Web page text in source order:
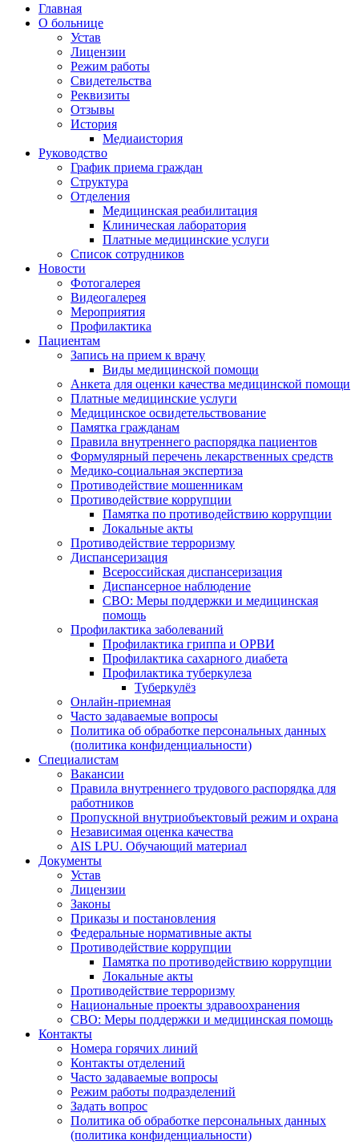
Главная
О больнице
Устав
Лицензии
Режим работы
Свидетельства
Реквизиты
Отзывы
История
Медиаистория
Руководство
График приема граждан
Структура
Отделения
Медицинская реабилитация
Клиническая лаборатория
Платные медицинские услуги
Список сотрудников
Новости
Фотогалерея
Видеогалерея
Мероприятия
Профилактика
Пациентам
Запись на прием к врачу
Виды медицинской помощи
Анкета для оценки качества медицинской помощи
Платные медицинские услуги
Медицинское освидетельствование
Памятка гражданам
Правила внутреннего распорядка пациентов
Формулярный перечень лекарственных средств
Медико-социальная экспертиза
Противодействие мошенникам
Противодействие коррупции
Памятка по противодействию коррупции
Локальные акты
Противодействие терроризму
Диспансеризация
Всероссийская диспансеризация
Диспансерное наблюдение
СВО: Меры поддержки и медицинская
помощь
Профилактика заболеваний
Профилактика гриппа и ОРВИ
Профилактика сахарного диабета
Профилактика туберкулеза
Туберкулёз
Онлайн-приемная
Часто задаваемые вопросы
Политика об обработке персональных данных
(политика конфиденциальности)
Специалистам
Вакансии
Правила внутреннего трудового распорядка для
работников
Пропускной внутриобъектовый режим и охрана
Независимая оценка качества
AIS LPU. Обучающий материал
Документы
Устав
Лицензии
Законы
Приказы и постановления
Федеральные нормативные акты
Противодействие коррупции
Памятка по противодействию коррупции
Локальные акты
Противодействие терроризму
Национальные проекты здравоохранения
СВО: Меры поддержки и медицинская помощь
Контакты
Номера горячих линий
Контакты отделений
Часто задаваемые вопросы
Режим работы подразделений
Задать вопрос
Политика об обработке персональных данных
(политика конфиденциальности)